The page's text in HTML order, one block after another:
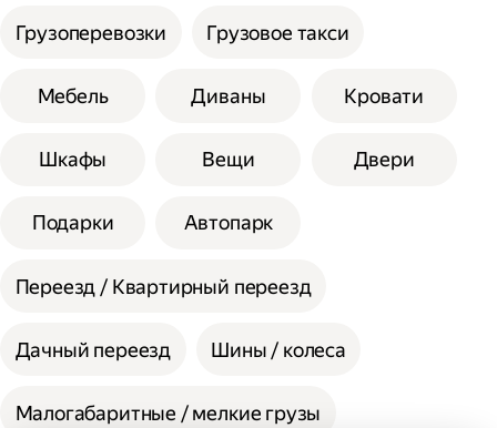
Грузоперевозки Грузовое такси
Мебель Диваны Кровати
Шкафы Вещи Двери
Подарки Автопарк
Переезд / Квартирный переезд
Дачный переезд Шины / колеса
Малогабаритные / мелкие грузы